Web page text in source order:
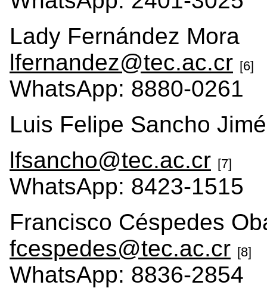
Lady Fernández Mora
lfernandez@tec.ac.cr [6]
WhatsApp: 8880-0261
Luis Felipe Sancho
lfsancho@tec.ac.cr [7]
WhatsApp: 8423-1515
Francisco Céspedes
fcespedes@tec.ac.cr [8]
WhatsApp: 8836-2854